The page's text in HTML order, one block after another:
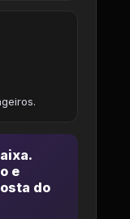
e
do